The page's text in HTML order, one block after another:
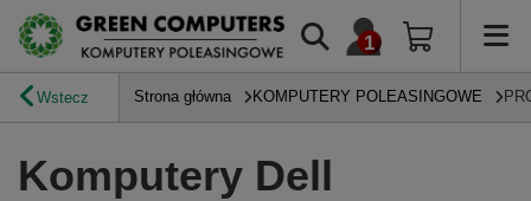
Wstecz Strona główna KOMPUTERY POLEASINGOWE
Komputery Dell